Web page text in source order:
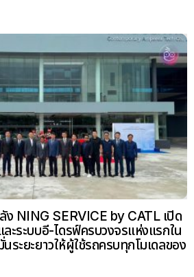
NING SERVICE by CATL เปิด
ะระบบอี-ไดรฟ์ครบวงจรแห่งแรกใน
ระยะยาวให้ผู้ใช้รถครบทุกโมเดลของ